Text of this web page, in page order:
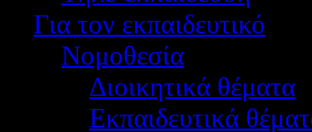
Για τον εκπαιδευτικό
Νομοθεσία
Διοικητικά θέματα
Εκπαιδευτικά